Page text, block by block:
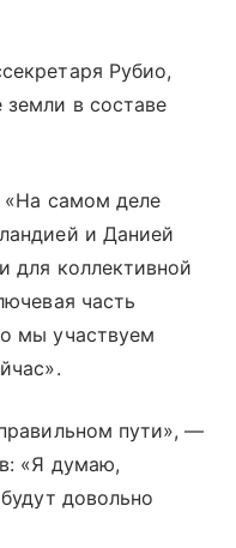
Рубио,
в составе
«На самом деле
и Данией
для коллективной
часть
мы участвуем
пути», —
«Я думаю,
довольно